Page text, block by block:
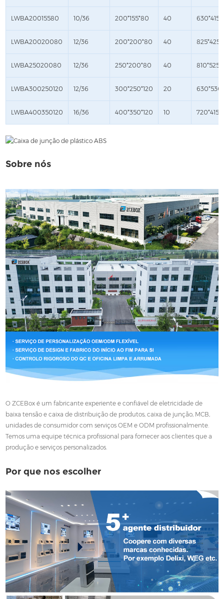
LWBA20015580 10/36 200*155*80 40
LWBA20020080 12/36 200*200*80 40
LWBA25020080 12/36 250*200*80 40
LWBA300250120 12/36 300*250*120 20
LWBA400350120 16/36 400*350*120 10
Sobre nós
O ZCEBox é um fabricante experiente e confiável de eletricidade de
baixa tensão e caixa de distribuição de produtos, caixa de junção, MCB,
unidades de consumidor com serviços OEM e ODM profissionalmente.
Temos uma equipe técnica profissional para fornecer aos clientes que a
produção e serviços personalizados.
Por que nos escolher